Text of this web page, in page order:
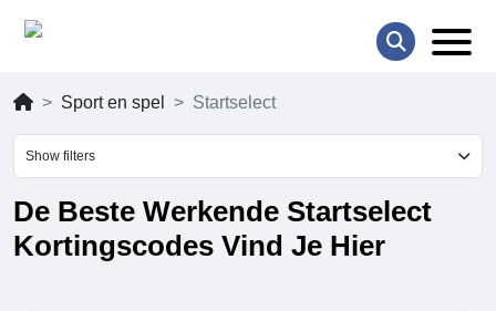
Sport en spel Startselect
Show filters
De Beste Werkende Startselect
Kortingscodes Vind Je Hier